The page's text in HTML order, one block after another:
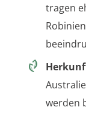
tragen
werden